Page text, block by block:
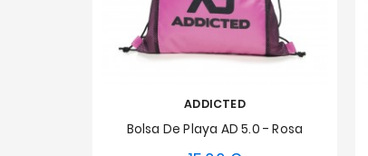
ADDICTED
Bolsa De Playa AD 5.0 - Rosa